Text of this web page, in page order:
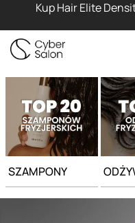
Kup Hair Elite
SZAMPONY
Strona główna - Cyber